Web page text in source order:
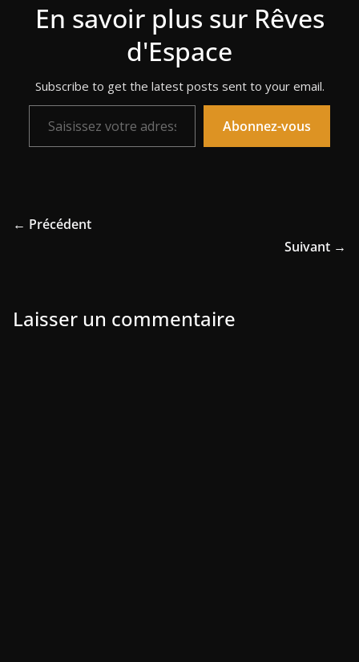
En savoir plus sur Rêves
d'Espace
Subscribe to get the latest posts sent to your email.
Saisissez votre adresse e-mail…
Abonnez-vous
← Précédent
Suivant →
Laisser un commentaire